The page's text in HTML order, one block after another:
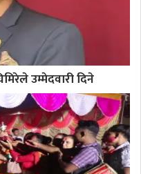
उम्मेदवारी दिने